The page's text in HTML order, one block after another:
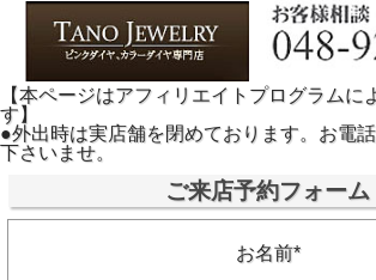
【本ページはアフィリエイトプログラムに
す】
●外出時は実店舗を閉めております。お電
下さいませ。
ご来店予約フォーム
お名前*